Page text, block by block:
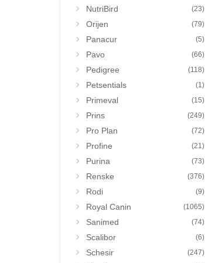
NutriBird (23)
Orijen (79)
Panacur (5)
Pavo (66)
Pedigree (118)
Petsentials (1)
Primeval (15)
Prins (249)
Pro Plan (72)
Profine (21)
Purina (73)
Renske (376)
Rodi (9)
Royal Canin (1065)
Sanimed (74)
Scalibor (6)
Schesir (247)